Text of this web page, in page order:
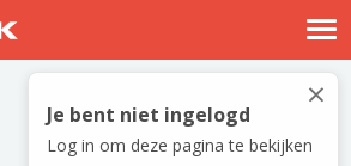
Nostalgische verhalen
Log in
Meld je gratis aan
×
Je bent niet ingelogd
Log in om deze pagina te bekijken